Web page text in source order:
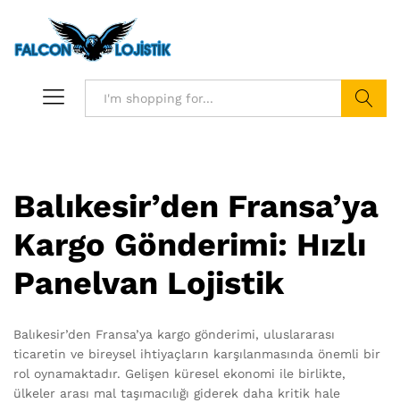
Balıkesir’den Fransa’ya
Kargo Gönderimi: Hızlı
Panelvan Lojistik
Balıkesir’den Fransa’ya kargo gönderimi, uluslararası
ticaretin ve bireysel ihtiyaçların karşılanmasında önemli bir
rol oynamaktadır. Gelişen küresel ekonomi ile birlikte,
ülkeler arası mal taşımacılığı giderek daha kritik hale